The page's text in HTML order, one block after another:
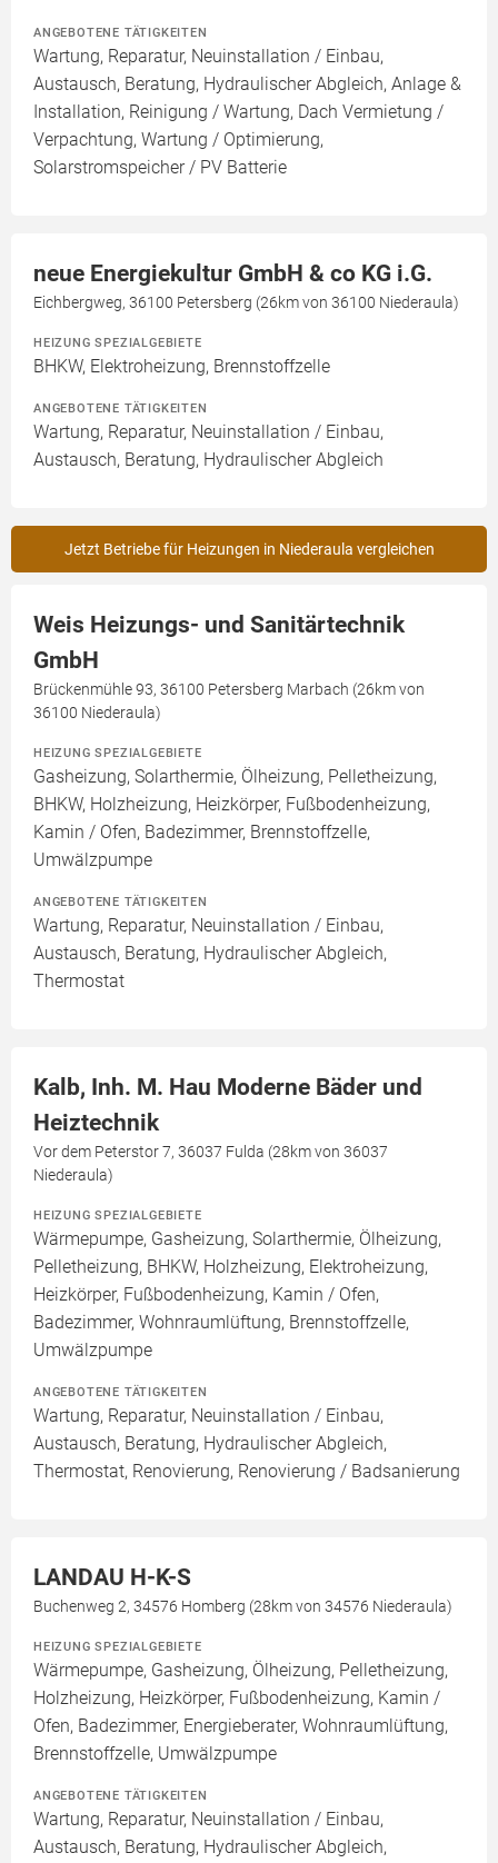
ANGEBOTENE TÄTIGKEITEN
Wartung, Reparatur, Neuinstallation / Einbau,
Austausch, Beratung, Hydraulischer Abgleich, Anlage &
Installation, Reinigung / Wartung, Dach Vermietung /
Verpachtung, Wartung / Optimierung,
Solarstromspeicher / PV Batterie
neue Energiekultur GmbH & co KG i.G.
Eichbergweg, 36100 Petersberg (26km von 36100 Niederaula)
HEIZUNG SPEZIALGEBIETE
BHKW, Elektroheizung, Brennstoffzelle
ANGEBOTENE TÄTIGKEITEN
Wartung, Reparatur, Neuinstallation / Einbau,
Austausch, Beratung, Hydraulischer Abgleich
Jetzt Betriebe für Heizungen in Niederaula vergleichen
Weis Heizungs- und Sanitärtechnik
GmbH
Brückenmühle 93, 36100 Petersberg Marbach (26km von
36100 Niederaula)
HEIZUNG SPEZIALGEBIETE
Gasheizung, Solarthermie, Ölheizung, Pelletheizung,
BHKW, Holzheizung, Heizkörper, Fußbodenheizung,
Kamin / Ofen, Badezimmer, Brennstoffzelle,
Umwälzpumpe
ANGEBOTENE TÄTIGKEITEN
Wartung, Reparatur, Neuinstallation / Einbau,
Austausch, Beratung, Hydraulischer Abgleich,
Thermostat
Kalb, Inh. M. Hau Moderne Bäder und
Heiztechnik
Vor dem Peterstor 7, 36037 Fulda (28km von 36037
Niederaula)
HEIZUNG SPEZIALGEBIETE
Wärmepumpe, Gasheizung, Solarthermie, Ölheizung,
Pelletheizung, BHKW, Holzheizung, Elektroheizung,
Heizkörper, Fußbodenheizung, Kamin / Ofen,
Badezimmer, Wohnraumlüftung, Brennstoffzelle,
Umwälzpumpe
ANGEBOTENE TÄTIGKEITEN
Wartung, Reparatur, Neuinstallation / Einbau,
Austausch, Beratung, Hydraulischer Abgleich,
Thermostat, Renovierung, Renovierung / Badsanierung
LANDAU H-K-S
Buchenweg 2, 34576 Homberg (28km von 34576 Niederaula)
HEIZUNG SPEZIALGEBIETE
Wärmepumpe, Gasheizung, Ölheizung, Pelletheizung,
Holzheizung, Heizkörper, Fußbodenheizung, Kamin /
Ofen, Badezimmer, Energieberater, Wohnraumlüftung,
Brennstoffzelle, Umwälzpumpe
ANGEBOTENE TÄTIGKEITEN
Wartung, Reparatur, Neuinstallation / Einbau,
Austausch, Beratung, Hydraulischer Abgleich,